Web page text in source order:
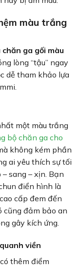
màu trắng
chăn ga gối màu
lòng “tậu” ngay
dễ tham khảo lựa
một màu trắng
bộ chăn ga cho
không kém phần
ai yêu thích sự tối
sang – xịn. Bạn
điển hình là
cấp đem đến
cũng đảm bảo an
gây kích ứng.
viền
thêm điểm